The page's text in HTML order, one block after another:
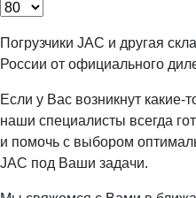
Погрузчики JAC и другая
России от официального
Если у Вас возникнут
наши специалисты всегда
и помочь с выбором
JAC под Ваши задачи.